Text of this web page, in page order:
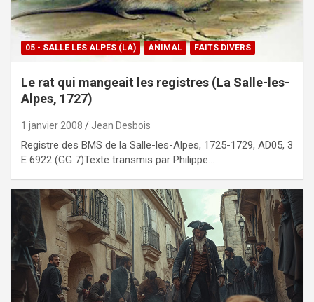
05 - SALLE LES ALPES (LA) ANIMAL FAITS DIVERS
Le rat qui mangeait les registres (La Salle-les-
Alpes, 1727)
1 janvier 2008 Jean Desbois
Registre des BMS de la Salle-les-Alpes, 1725-1729, AD05, 3
E 6922 (GG 7)Texte transmis par Philippe…